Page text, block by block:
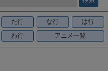
た行 な行
は行
わ行 アニメ一覧